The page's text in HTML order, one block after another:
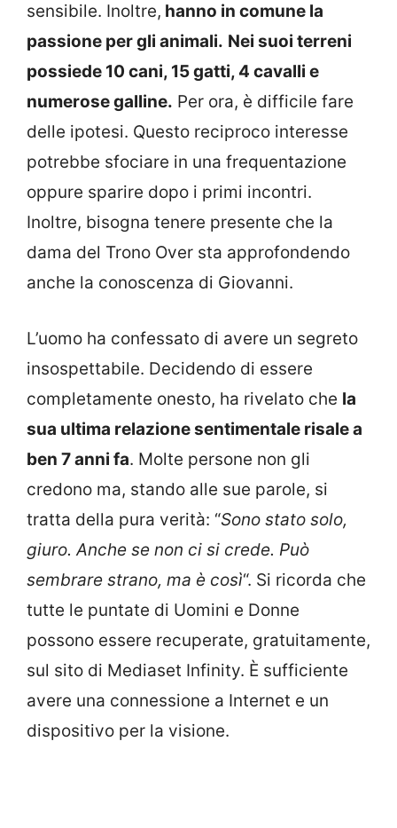
sensibile. Inoltre, hanno in comune la
passione per gli animali. Nei suoi terreni
possiede 10 cani, 15 gatti, 4 cavalli e
numerose galline. Per ora, è difficile fare
delle ipotesi. Questo reciproco interesse
potrebbe sfociare in una frequentazione
oppure sparire dopo i primi incontri.
Inoltre, bisogna tenere presente che la
dama del Trono Over sta approfondendo
anche la conoscenza di Giovanni.
L’uomo ha confessato di avere un segreto
insospettabile. Decidendo di essere
completamente onesto, ha rivelato che la
sua ultima relazione sentimentale risale a
ben 7 anni fa. Molte persone non gli
credono ma, stando alle sue parole, si
tratta della pura verità: “Sono stato solo,
giuro. Anche se non ci si crede. Può
sembrare strano, ma è così“. Si ricorda che
tutte le puntate di Uomini e Donne
possono essere recuperate, gratuitamente,
sul sito di Mediaset Infinity. È sufficiente
avere una connessione a Internet e un
dispositivo per la visione.